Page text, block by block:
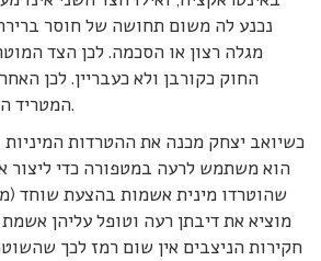
נכנע לה משום תחושה של חוסר
מגלה רצון או הסכמה. לכן הצד
החוק כקורבן ולא כעבריין. לכן
המטריד המנצל לרעה את מרותו.
כשיואב יצחק מכנה את ההטרדות
הוא משתמש לרעה במטפורה כדי
שהוטרדו מינית אשמות בהצעת שוחד
מוציא את דיבתן רעה וטופל עליהן אשמת
חקירות הניצבים אין שום רמז לכך